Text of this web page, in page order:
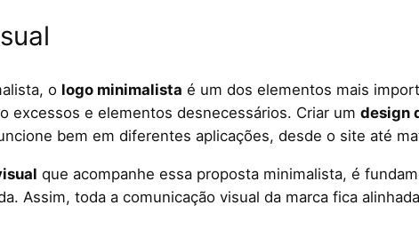
o logo minimalista é um dos elementos mais
excessos e elementos desnecessários. Criar um design
bem em diferentes aplicações, desde o site até
que acompanhe essa proposta minimalista, é
Assim, toda a comunicação visual da marca fica